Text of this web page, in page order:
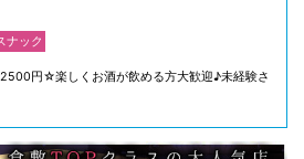
ナック
円☆楽しくお酒が飲める方大歓迎♪未経験さ